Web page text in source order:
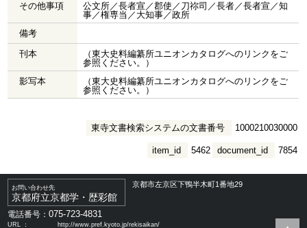
その他事項
公文所／長者宣／郡使／刀祢司／長者／長者宣／知
事／権専当／大知事／政所
備考
刊本
（東大史料編纂所ユニオンカタログへのリンクをご
参照ください。）
影写本
（東大史料編纂所ユニオンカタログへのリンクをご
参照ください。）
東寺文書検索システムの文書番号 1000210030000
document_id 7854
item_id 5462
お問い合わせ先
京都府立京都学・歴彩館
京都市左京区下鴨半木町1番地29
電話番号：075-723-4831
URL ： http://www.pref.kyoto.jp/rekisaikan/